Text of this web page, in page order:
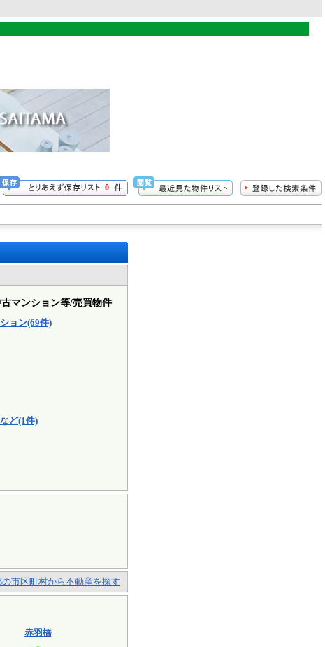
0
マンション等/売買物件
ョン(69件)
ど(1件)
市区町村から不動産を探す
赤羽橋